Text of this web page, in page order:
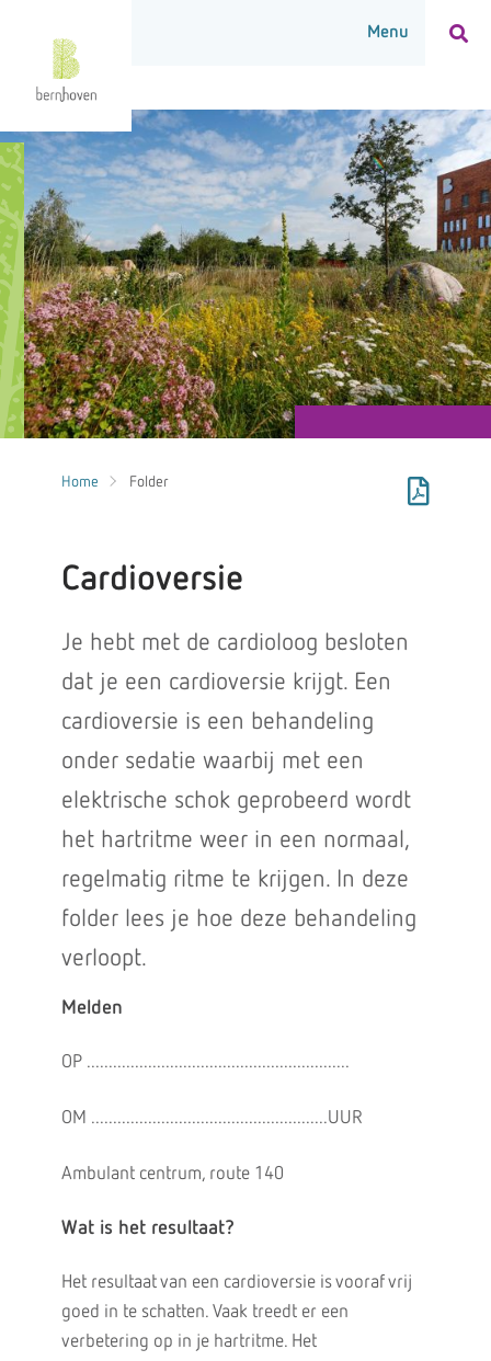
Home Folder
Cardioversie
Je hebt met de cardioloog besloten
dat je een cardioversie krijgt. Een
cardioversie is een behandeling
onder sedatie waarbij met een
elektrische schok geprobeerd wordt
het hartritme weer in een normaal,
regelmatig ritme te krijgen. In deze
folder lees je hoe deze behandeling
verloopt.
Melden
OP ............................................................
OM ......................................................UUR
Ambulant centrum, route 140
Wat is het resultaat?
Het resultaat van een cardioversie is vooraf vrij
goed in te schatten. Vaak treedt er een
verbetering op in je hartritme. Het